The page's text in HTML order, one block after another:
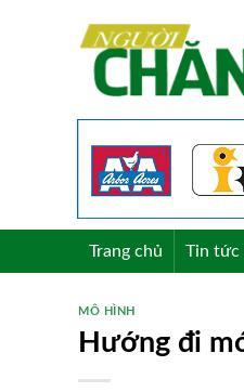
Trang chủ Tin tức
MÔ HÌNH
Hướng đi